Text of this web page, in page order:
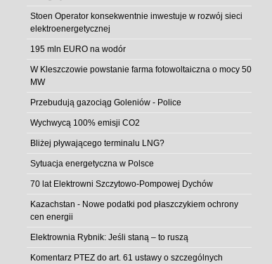
Stoen Operator konsekwentnie inwestuje w rozwój sieci
elektroenergetycznej
195 mln EURO na wodór
W Kleszczowie powstanie farma fotowoltaiczna o mocy 50
MW
Przebudują gazociąg Goleniów - Police
Wychwycą 100% emisji CO2
Bliżej pływającego terminalu LNG?
Sytuacja energetyczna w Polsce
70 lat Elektrowni Szczytowo-Pompowej Dychów
Kazachstan - Nowe podatki pod płaszczykiem ochrony
cen energii
Elektrownia Rybnik: Jeśli staną – to ruszą
Komentarz PTEZ do art. 61 ustawy o szczególnych